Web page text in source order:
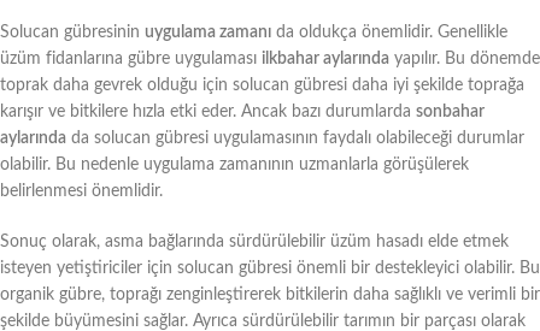
Solucan gübresinin uygulama zamanı da oldukça önemlidir. Genellikle
üzüm fidanlarına gübre uygulaması ilkbahar aylarında yapılır. Bu dönemde
toprak daha gevrek olduğu için solucan gübresi daha iyi şekilde toprağa
karışır ve bitkilere hızla etki eder. Ancak bazı durumlarda sonbahar
aylarında da solucan gübresi uygulamasının faydalı olabileceği durumlar
olabilir. Bu nedenle uygulama zamanının uzmanlarla görüşülerek
belirlenmesi önemlidir.
Sonuç olarak, asma bağlarında sürdürülebilir üzüm hasadı elde etmek
isteyen yetiştiriciler için solucan gübresi önemli bir destekleyici olabilir. Bu
organik gübre, toprağı zenginleştirerek bitkilerin daha sağlıklı ve verimli bir
şekilde büyümesini sağlar. Ayrıca sürdürülebilir tarımın bir parçası olarak